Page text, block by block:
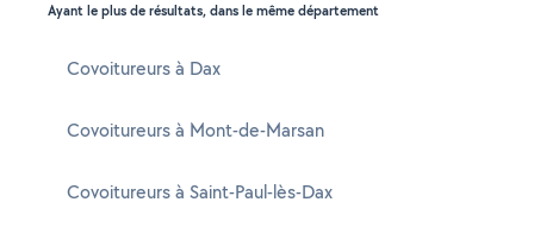
Ayant le plus de résultats, dans le même département
Covoitureurs à Dax
Covoitureurs à Mont-de-Marsan
Covoitureurs à Saint-Paul-lès-Dax